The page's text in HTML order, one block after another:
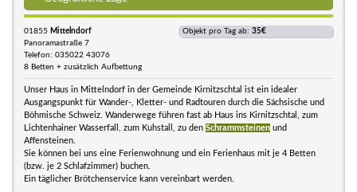
01855 Mittelndorf
Panoramastraße 7
Telefon: 035022 43076
8 Betten + zusätzlich Aufbettung
Objekt pro Tag ab: 35€
Unser Haus in Mittelndorf in der Gemeinde Kirnitzschtal ist ein idealer
Ausgangspunkt für Wander-, Kletter- und Radtouren durch die Sächsische und
Böhmische Schweiz. Wanderwege führen fast ab Haus ins Kirnitzschtal, zum
Lichtenhainer Wasserfall, zum Kuhstall, zu den Schrammsteinen und
Affensteinen.
Sie können bei uns eine Ferienwohnung und ein Ferienhaus mit je 4 Betten
(bzw. je 2 Schlafzimmer) buchen.
Ein täglicher Brötchenservice kann vereinbart werden.